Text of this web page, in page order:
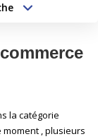
la catégorie
, plusieurs